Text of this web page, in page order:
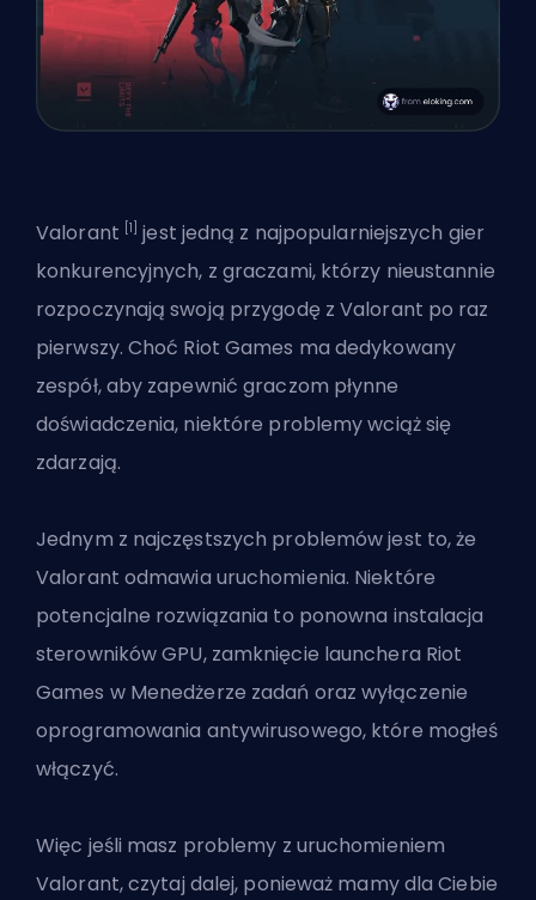
Valorant [1] jest jedną z najpopularniejszych gier
konkurencyjnych, z graczami, którzy nieustannie
rozpoczynają swoją przygodę z Valorant po raz
pierwszy. Choć Riot Games ma dedykowany
zespół, aby zapewnić graczom płynne
doświadczenia, niektóre problemy wciąż się
zdarzają.
Jednym z najczęstszych problemów jest to, że
Valorant odmawia uruchomienia. Niektóre
potencjalne rozwiązania to ponowna instalacja
sterowników GPU, zamknięcie launchera Riot
Games w Menedżerze zadań oraz wyłączenie
oprogramowania antywirusowego, które mogłeś
włączyć.
Więc jeśli masz problemy z uruchomieniem
Valorant, czytaj dalej, ponieważ mamy dla Ciebie